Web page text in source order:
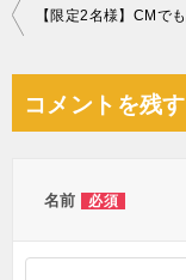
投
ビ
コメントを残す
名前 必須